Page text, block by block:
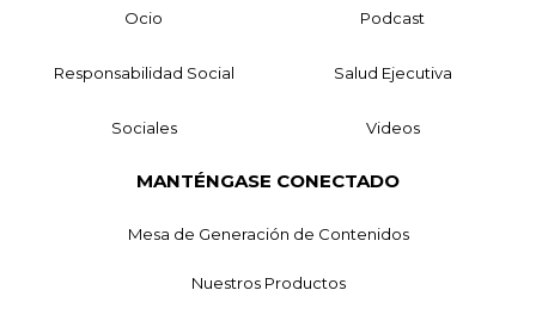
Ocio Podcast
Responsabilidad Social Salud Ejecutiva
Sociales Videos
MANTÉNGASE CONECTADO
Mesa de Generación de Contenidos
Nuestros Productos